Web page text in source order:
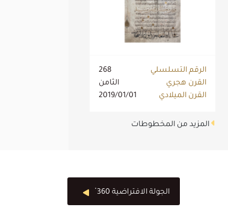
268
الرقم التسلسلي
الثامن
القرن هجري
2019/01/01
القرن الميلادي
المزيد من المخطوطات
الجولة الافتراضية 360 ْ